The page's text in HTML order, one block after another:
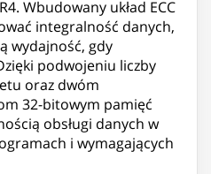
Wbudowany układ ECC
integralność danych,
wydajność, gdy
podwojeniu liczby
oraz dwóm
32-bitowym pamięć
obsługi danych w
i wymagających